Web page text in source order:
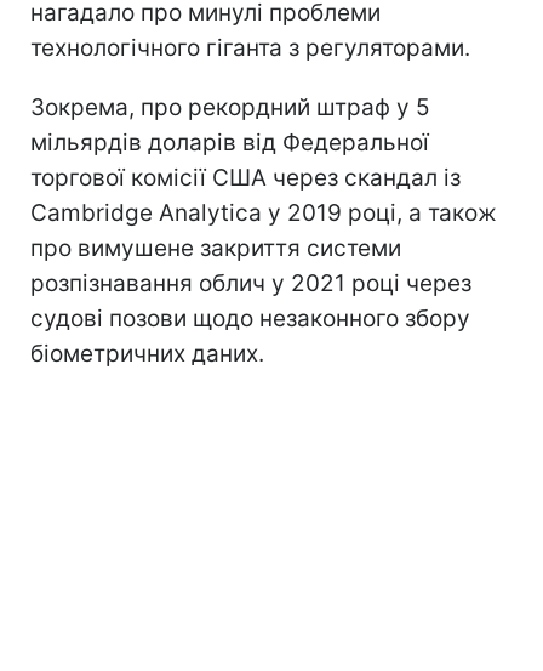
нагадало про минулі проблеми
технологічного гіганта з регуляторами.
Зокрема, про рекордний штраф у 5
мільярдів доларів від Федеральної
торгової комісії США через скандал із
Cambridge Analytica у 2019 році, а також
про вимушене закриття системи
розпізнавання облич у 2021 році через
судові позови щодо незаконного збору
біометричних даних.